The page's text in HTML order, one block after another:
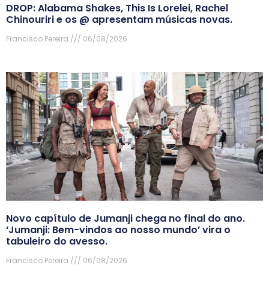
DROP: Alabama Shakes, This Is Lorelei, Rachel
Chinouriri e os @ apresentam músicas novas.
Francisco Pereira 06/08/2026
Novo capítulo de Jumanji chega no final do ano.
‘Jumanji: Bem-vindos ao nosso mundo’ vira o
tabuleiro do avesso.
Francisco Pereira 06/08/2026